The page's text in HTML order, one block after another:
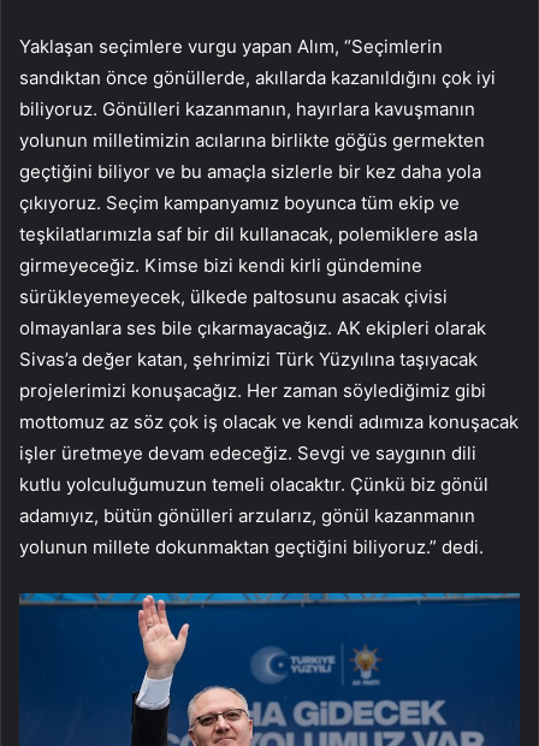
Yaklaşan seçimlere vurgu yapan Alım, “Seçimlerin
sandıktan önce gönüllerde, akıllarda kazanıldığını çok iyi
biliyoruz. Gönülleri kazanmanın, hayırlara kavuşmanın
yolunun milletimizin acılarına birlikte göğüs germekten
geçtiğini biliyor ve bu amaçla sizlerle bir kez daha yola
çıkıyoruz. Seçim kampanyamız boyunca tüm ekip ve
teşkilatlarımızla saf bir dil kullanacak, polemiklere asla
girmeyeceğiz. Kimse bizi kendi kirli gündemine
sürükleyemeyecek, ülkede paltosunu asacak çivisi
olmayanlara ses bile çıkarmayacağız. AK ekipleri olarak
Sivas’a değer katan, şehrimizi Türk Yüzyılına taşıyacak
projelerimizi konuşacağız. Her zaman söylediğimiz gibi
mottomuz az söz çok iş olacak ve kendi adımıza konuşacak
işler üretmeye devam edeceğiz. Sevgi ve saygının dili
kutlu yolculuğumuzun temeli olacaktır. Çünkü biz gönül
adamıyız, bütün gönülleri arzularız, gönül kazanmanın
yolunun millete dokunmaktan geçtiğini biliyoruz.” dedi.